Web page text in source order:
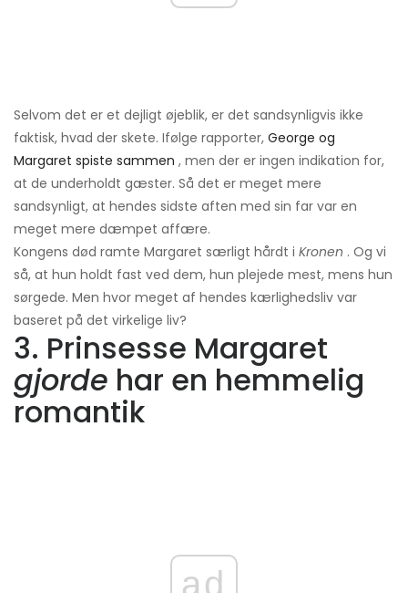
Selvom det er et dejligt øjeblik, er det sandsynligvis ikke
faktisk, hvad der skete. Ifølge rapporter, George og
Margaret spiste sammen , men der er ingen indikation for,
at de underholdt gæster. Så det er meget mere
sandsynligt, at hendes sidste aften med sin far var en
meget mere dæmpet affære.
Kongens død ramte Margaret særligt hårdt i Kronen . Og vi
så, at hun holdt fast ved dem, hun plejede mest, mens hun
sørgede. Men hvor meget af hendes kærlighedsliv var
baseret på det virkelige liv?
3. Prinsesse Margaret
gjorde har en hemmelig
romantik
ad